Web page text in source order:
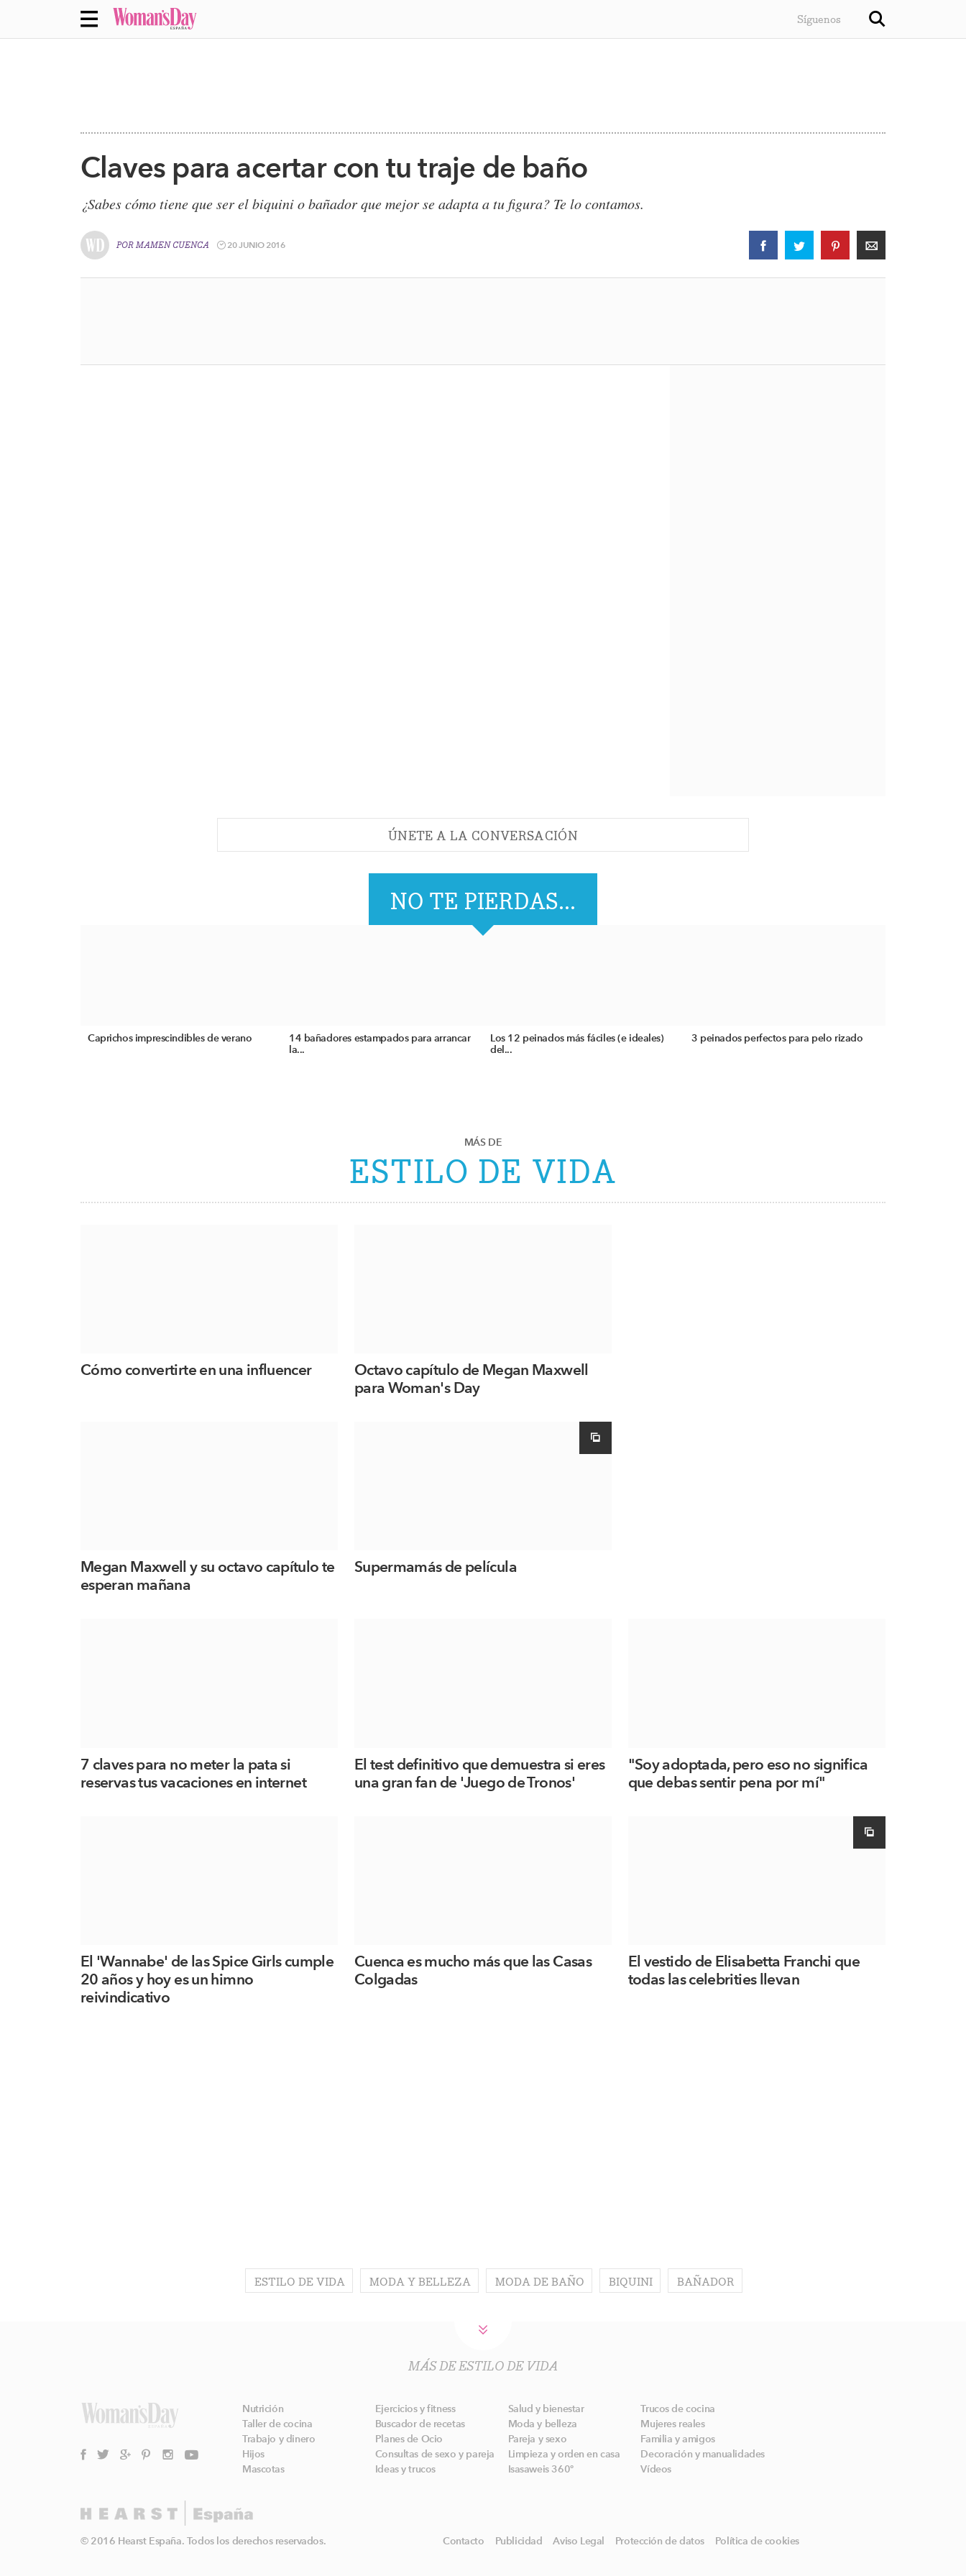
Síguenos
Claves para acertar con tu traje de baño
¿Sabes cómo tiene que ser el biquini o bañador que mejor se adapta a tu figura? Te lo contamos.
POR MAMEN CUENCA 20 JUNIO 2016
ÚNETE A LA CONVERSACIÓN
NO TE PIERDAS...
Caprichos imprescindibles de verano
14 bañadores estampados para arrancar
la...
Los 12 peinados más fáciles (e ideales)
del...
3 peinados perfectos para pelo rizado
MÁS DE
ESTILO DE VIDA
Cómo convertirte en una influencer
Octavo capítulo de Megan Maxwell
para Woman's Day
Megan Maxwell y su octavo capítulo te
esperan mañana
Supermamás de película
7 claves para no meter la pata si
reservas tus vacaciones en internet
El test definitivo que demuestra si eres
una gran fan de 'Juego de Tronos'
"Soy adoptada, pero eso no significa
que debas sentir pena por mí"
El 'Wannabe' de las Spice Girls cumple
20 años y hoy es un himno
reivindicativo
Cuenca es mucho más que las Casas
Colgadas
El vestido de Elisabetta Franchi que
todas las celebrities llevan
ESTILO DE VIDA MODA Y BELLEZA MODA DE BAÑO BIQUINI BAÑADOR
MÁS DE ESTILO DE VIDA
Nutrición Ejercicios y fitness Salud y bienestar
Trucos de cocina
Taller de cocina
Buscador de recetas Moda y belleza
Mujeres reales
Trabajo y dinero
Planes de Ocio Pareja y sexo
Familia y amigos
Hijos
Consultas de sexo y pareja Limpieza y orden en casa
Decoración y manualidades
Mascotas
Ideas y trucos Isasaweis 360º Vídeos
© 2016 Hearst España. Todos los derechos reservados. Contacto Publicidad Aviso Legal Protección de datos Política de cookies